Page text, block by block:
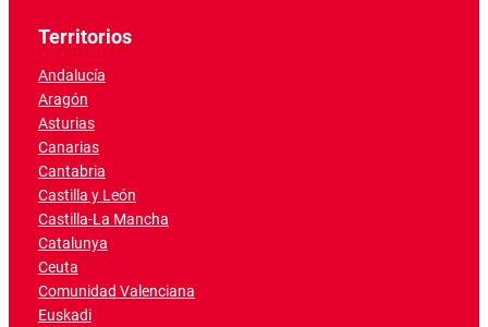
Territorios
Andalucía
Aragón
Asturias
Canarias
Cantabria
Castilla y León
Castilla-La Mancha
Catalunya
Ceuta
Comunidad Valenciana
Euskadi